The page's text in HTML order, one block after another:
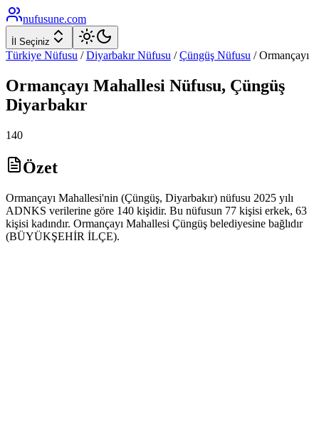
nufusune.com
İl Seçiniz
Türkiye Nüfusu / DiyarbakırNüfusu / Çüngüş Nüfusu /Ormançayı
Ormançayı Mahallesi Nüfusu, Çüngüş
Diyarbakır
140
Özet
Ormançayı Mahallesi'nin (Çüngüş, Diyarbakır) nüfusu 2025 yılı
ADNKS verilerine göre 140 kişidir. Bu nüfusun 77 kişisi erkek, 63
kişisi kadındır. Ormançayı Mahallesi Çüngüş belediyesine bağlıdır
(BÜYÜKŞEHİR İLÇE).